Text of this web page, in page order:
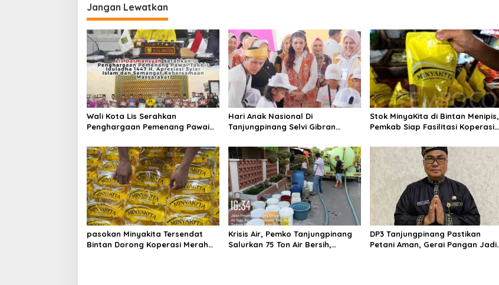
i
g
a
s
i
p
o
s
Jangan Lewatkan
Wali Kota Lis Serahkan
Penghargaan Pemenang Pawai
Masyarakat Terus Hidupkan
Syiar Islam
Hari Anak Nasional Di
Tanjungpinang Selvi Gibran
RANA
Stok MinyaKita di Bintan Menipis,
Pemkab Siap Fasilitasi Koperasi
pasokan Minyakita Tersendat
Bintan Dorong Koperasi Merah
Krisis Air, Pemko Tanjungpinang
Salurkan 75 Ton Air Bersih,
DP3 Tanjungpinang Pastikan
Petani Aman, Gerai Pangan Jadi